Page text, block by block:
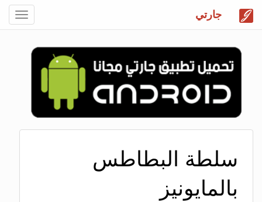
جارتي
سلطة البطاطس
بالمايونيز